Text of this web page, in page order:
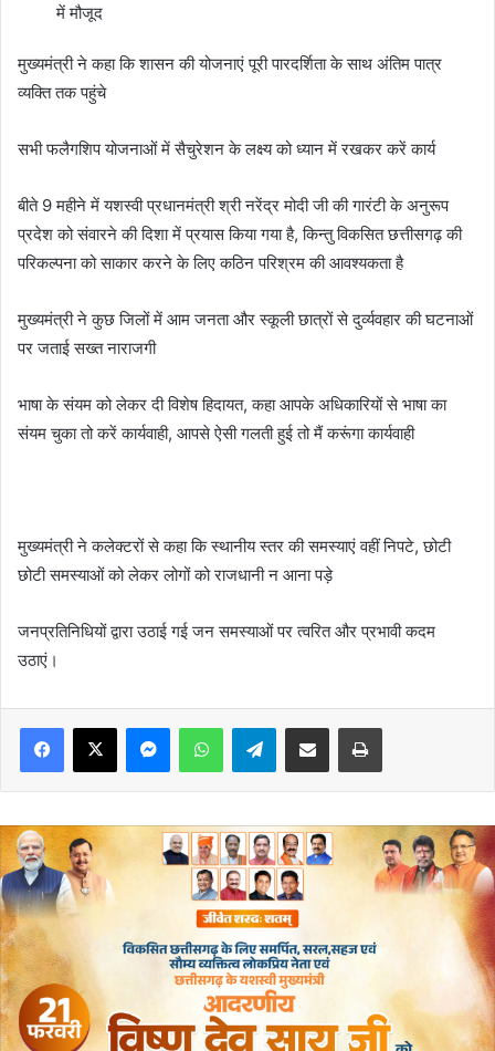
में मौजूद
मुख्यमंत्री ने कहा कि शासन की योजनाएं पूरी पारदर्शिता के साथ अंतिम पात्र
व्यक्ति तक पहुंचे
सभी फलैगशिप योजनाओं में सैचुरेशन के लक्ष्य को ध्यान में रखकर करें कार्य
बीते 9 महीने में यशस्वी प्रधानमंत्री श्री नरेंद्र मोदी जी की गारंटी के अनुरूप
प्रदेश को संवारने की दिशा में प्रयास किया गया है, किन्तु विकसित छत्तीसगढ़ की
परिकल्पना को साकार करने के लिए कठिन परिश्रम की आवश्यकता है
मुख्यमंत्री ने कुछ जिलों में आम जनता और स्कूली छात्रों से दुर्व्यवहार की घटनाओं
पर जताई सख्त नाराजगी
भाषा के संयम को लेकर दी विशेष हिदायत, कहा आपके अधिकारियों से भाषा का
संयम चुका तो करें कार्यवाही, आपसे ऐसी गलती हुई तो मैं करूंगा कार्यवाही
मुख्यमंत्री ने कलेक्टरों से कहा कि स्थानीय स्तर की समस्याएं वहीं निपटे, छोटी
छोटी समस्याओं को लेकर लोगों को राजधानी न आना पड़े
जनप्रतिनिधियों द्वारा उठाई गई जन समस्याओं पर त्वरित और प्रभावी कदम
उठाएं।
Telegram